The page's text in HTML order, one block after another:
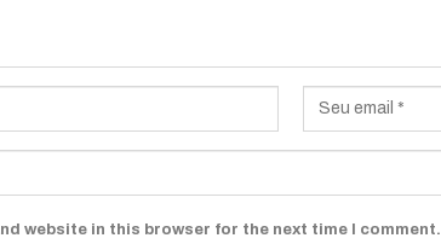
website in this browser for the next time I comment.